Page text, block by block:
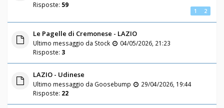
Risposte: 59
1 2
Le Pagelle di Cremonese - LAZIO
Ultimo messaggio da Stock
04/05/2026, 21:23
Risposte: 3
LAZIO - Udinese
Ultimo messaggio da Goosebump
29/04/2026, 19:44
Risposte: 22